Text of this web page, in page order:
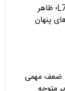
معایب لوکانو L7؛ ظاهر
پنهان
معایب تیارا؛ ۹ ضعف مهمی